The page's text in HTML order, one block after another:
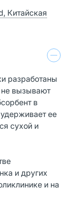
Китайская
разработаны
не вызывают
в
ее
сухой и
и других
и на